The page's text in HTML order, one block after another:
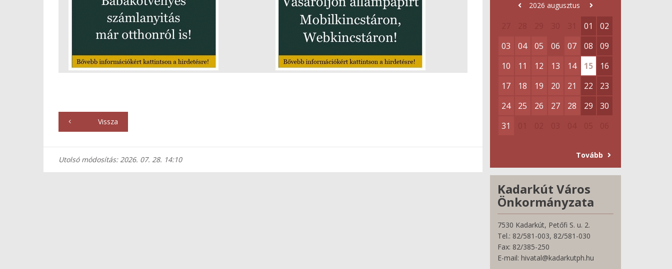
Vissza
Utolsó módosítás: 2026. 07. 28. 14:10
2026 augusztus
01
02
03
04 05 06 07 08
09
10
11 12 13 14 15
16
17
18 19 20 21 22
23
24
25 26 27 28 29
30
31
Tovább
Kadarkút Város
Önkormányzata
7530 Kadarkút, Petőfi S. u. 2.
Tel.: 82/581-003, 82/581-030
Fax: 82/385-250
E-mail: hivatal@kadarkutph.hu